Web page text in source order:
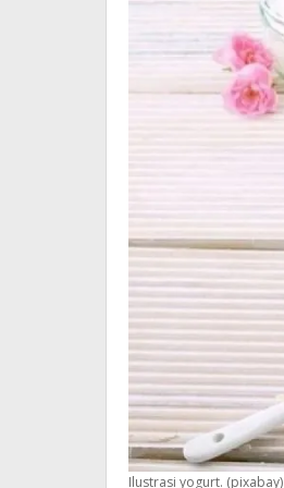
Ilustrasi yogurt. (pixabay)